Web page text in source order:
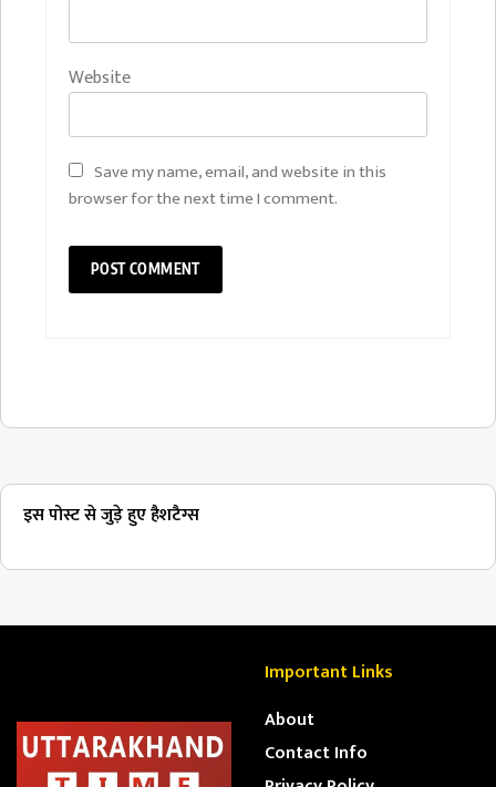
Website
Save my name, email, and website in this
browser for the next time I comment.
इस पोस्ट से जुड़े हुए हैशटैग्स
Important Links
About
Contact Info